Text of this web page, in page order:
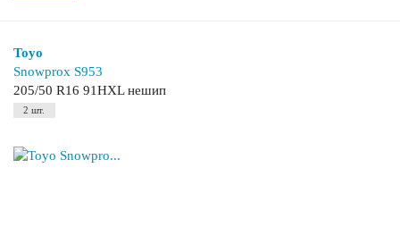
Toyo
Snowprox S953
205/50 R16 91HXL нешип
2 шт.